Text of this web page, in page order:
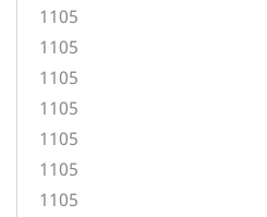
1105
1105
1105
1105
1105
1105
1105